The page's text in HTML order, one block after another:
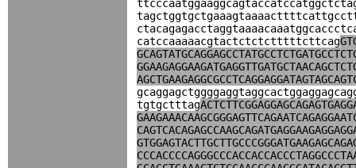
catccaaaaacgtactctctctttttcttcag
tgtgctttag